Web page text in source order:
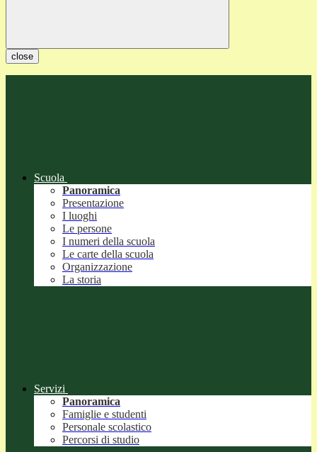
close
Scuola
Panoramica
Presentazione
I luoghi
Le persone
I numeri della scuola
Le carte della scuola
Organizzazione
La storia
Servizi
Panoramica
Famiglie e studenti
Personale scolastico
Percorsi di studio